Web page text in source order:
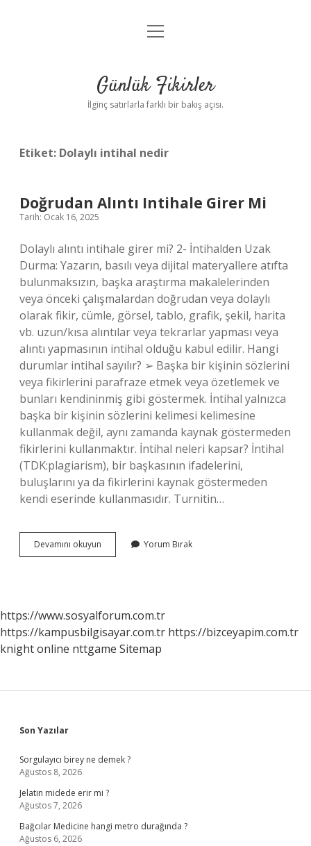
Anasayfa
Yasal Uyarı
menüyü
Günlük Fikirler
İlginç satırlarla farklı bir bakış açısı.
Etiket: Dolaylı intihal nedir
Doğrudan Alıntı Intihale Girer Mi
Tarih: Ocak 16, 2025
Dolaylı alıntı intihale girer mi? 2- İntihalden Uzak
Durma: Yazarın, basılı veya dijital materyallere atıfta
bulunmaksızın, başka araştırma makalelerinden
veya önceki çalışmalardan doğrudan veya dolaylı
olarak fikir, cümle, görsel, tablo, grafik, şekil, harita
vb. uzun/kısa alıntılar veya tekrarlar yapması veya
alıntı yapmasının intihal olduğu kabul edilir. Hangi
durumlar intihal sayılır? ➢ Başka bir kişinin sözlerini
veya fikirlerini parafraze etmek veya özetlemek ve
bunları kendininmiş gibi göstermek. İntihal yalnızca
başka bir kişinin sözlerini kelimesi kelimesine
kullanmak değil, aynı zamanda kaynak göstermeden
fikirlerini kullanmaktır. İntihal neleri kapsar? İntihal
(TDK:plagiarism), bir başkasının ifadelerini,
buluşlarını ya da fikirlerini kaynak göstermeden
kendi eserinde kullanmasıdır. Turnitin…
Devamını okuyun Doğrudan
Alıntı
Yorum Bırak
https://www.sosyalforum.com.tr
https://kampusbilgisayar.com.tr https://bizceyapim.com.tr
knight online nttgame Sitemap
Sidebar
Son Yazılar
Sorgulayıcı birey ne demek ?
Ağustos 8, 2026
Jelatin midede erir mi ?
Ağustos 7, 2026
Bağcılar Medicine hangi metro durağında ?
Ağustos 6, 2026